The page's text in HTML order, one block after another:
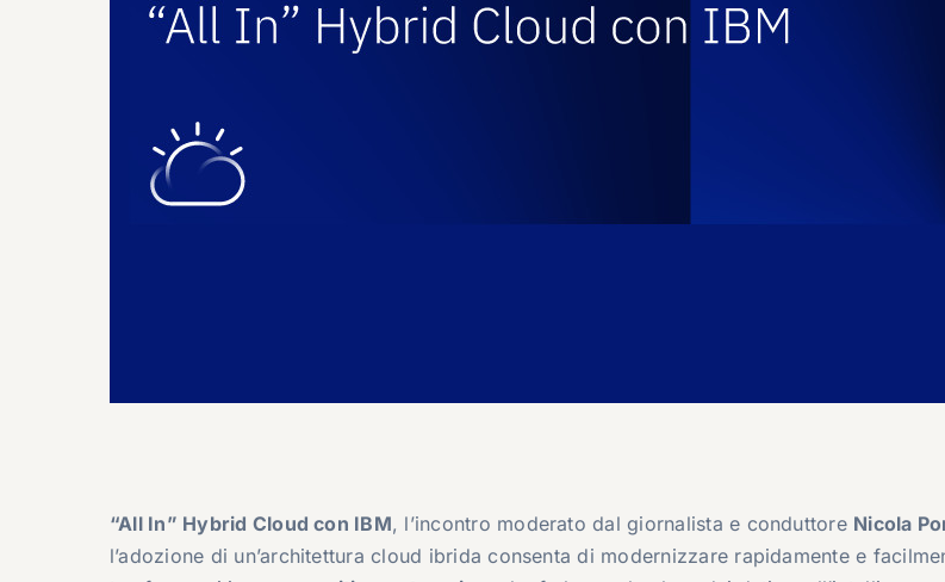
“All In” Hybrid Cloud con IBM, l’incontro moderato dal giornalista e conduttore Nicola
l’adozione di un’architettura cloud ibrida consenta di modernizzare rapidamente e